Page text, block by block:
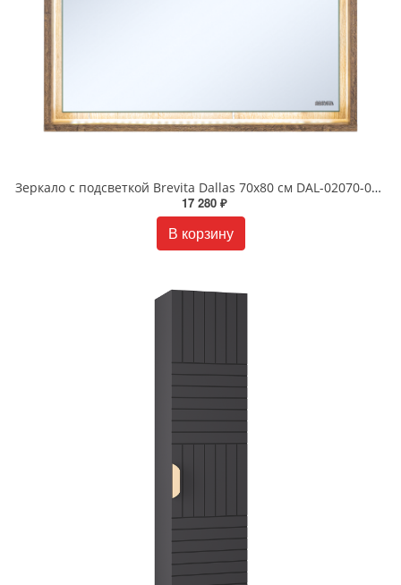
Зеркало с подсветкой Brevita Dallas 70х80 см DAL-02070-074 темное дерево
17 280 ₽
В корзину